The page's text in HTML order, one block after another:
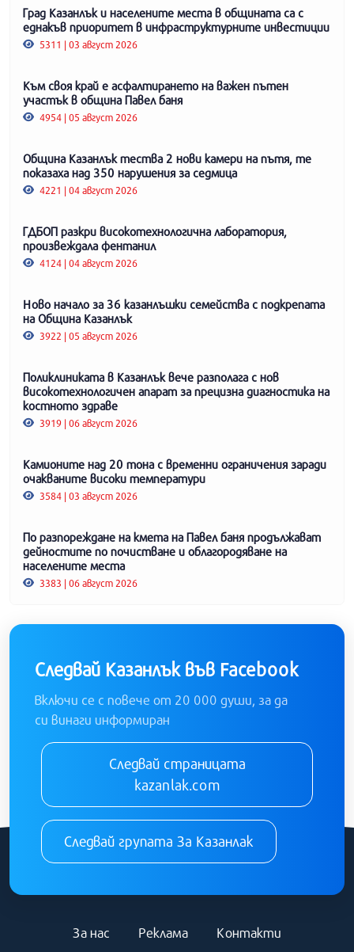
Град Казанлък и населените места в общината са с
еднакъв приоритет в инфраструктурните инвестиции
5311 | 03 август 2026
Към своя край е асфалтирането на важен пътен
участък в община Павел баня
4954 | 05 август 2026
Община Казанлък тества 2 нови камери на пътя, те
показаха над 350 нарушения за седмица
4221 | 04 август 2026
ГДБОП разкри високотехнологична лаборатория,
произвеждала фентанил
4124 | 04 август 2026
Ново начало за 36 казанлъшки семейства с подкрепата
на Община Казанлък
3922 | 05 август 2026
Поликлиниката в Казанлък вече разполага с нов
високотехнологичен апарат за прецизна диагностика на
костното здраве
3919 | 06 август 2026
Камионите над 20 тона с временни ограничения заради
очакваните високи температури
3584 | 03 август 2026
По разпореждане на кмета на Павел баня продължават
дейностите по почистване и облагородяване на
населените места
3383 | 06 август 2026
Следвай Казанлък във Facebook
Включи се с повече от 20 000 души, за да
си винаги информиран
Следвай страницата
kazanlak.com
Следвай групата За Казанлак
За нас Реклама Контакти